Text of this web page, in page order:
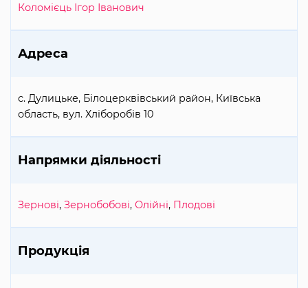
Коломієць Ігор Іванович
Адреса
с. Дулицьке, Білоцерквівський район, Київська
область, вул. Хліборобів 10
Напрямки діяльності
Зернові, Зернобобові, Олійні, Плодові
Продукція